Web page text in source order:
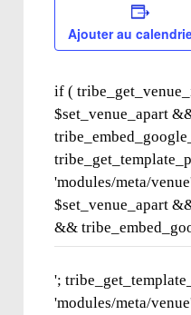
Ajouter au
if (
$set_venue_apart
'modules/meta/
$set_venue_apart
&&
';
'modules/meta/